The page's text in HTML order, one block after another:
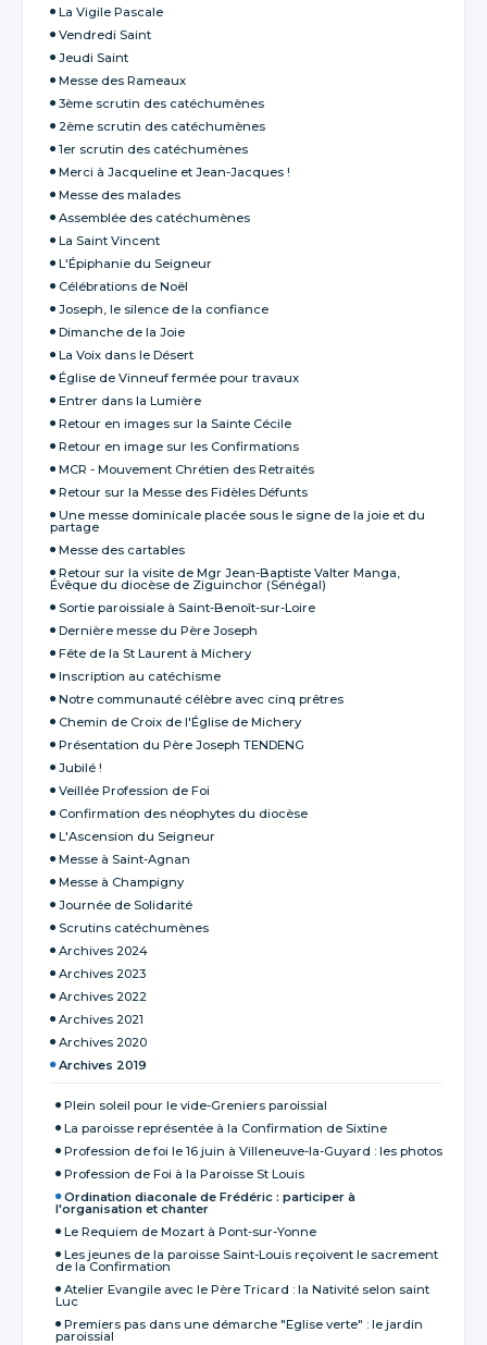
La Vigile Pascale
Vendredi Saint
Jeudi Saint
Messe des Rameaux
3ème scrutin des catéchumènes
2ème scrutin des catéchumènes
1er scrutin des catéchumènes
Merci à Jacqueline et Jean-Jacques !
Messe des malades
Assemblée des catéchumènes
La Saint Vincent
L'Épiphanie du Seigneur
Célébrations de Noël
Joseph, le silence de la confiance
Dimanche de la Joie
La Voix dans le Désert
Église de Vinneuf fermée pour travaux
Entrer dans la Lumière
Retour en images sur la Sainte Cécile
Retour en image sur les Confirmations
MCR - Mouvement Chrétien des Retraités
Retour sur la Messe des Fidèles Défunts
Une messe dominicale placée sous le signe de la joie et du
partage
Messe des cartables
Retour sur la visite de Mgr Jean-Baptiste Valter Manga,
Évêque du diocèse de Ziguinchor (Sénégal)
Sortie paroissiale à Saint-Benoît-sur-Loire
Dernière messe du Père Joseph
Fête de la St Laurent à Michery
Inscription au catéchisme
Notre communauté célèbre avec cinq prêtres
Chemin de Croix de l'Église de Michery
Présentation du Père Joseph TENDENG
Jubilé !
Veillée Profession de Foi
Confirmation des néophytes du diocèse
L'Ascension du Seigneur
Messe à Saint-Agnan
Messe à Champigny
Journée de Solidarité
Scrutins catéchumènes
Archives 2024
Archives 2023
Archives 2022
Archives 2021
Archives 2020
Archives 2019
Plein soleil pour le vide-Greniers paroissial
La paroisse représentée à la Confirmation de Sixtine
Profession de foi le 16 juin à Villeneuve-la-Guyard : les photos
Profession de Foi à la Paroisse St Louis
Ordination diaconale de Frédéric : participer à
l'organisation et chanter
Le Requiem de Mozart à Pont-sur-Yonne
Les jeunes de la paroisse Saint-Louis reçoivent le sacrement
de la Confirmation
Atelier Evangile avec le Père Tricard : la Nativité selon saint
Luc
Premiers pas dans une démarche "Eglise verte" : le jardin
paroissial